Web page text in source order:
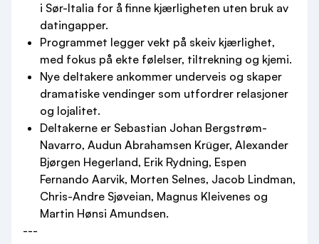
i Sør-Italia for å finne kjærligheten uten bruk av
datingapper.
Programmet legger vekt på skeiv kjærlighet,
med fokus på ekte følelser, tiltrekning og kjemi.
Nye deltakere ankommer underveis og skaper
dramatiske vendinger som utfordrer relasjoner
og lojalitet.
Deltakerne er Sebastian Johan Bergstrøm-
Navarro, Audun Abrahamsen Krüger, Alexander
Bjørgen Hegerland, Erik Rydning, Espen
Fernando Aarvik, Morten Selnes, Jacob Lindman,
Chris-Andre Sjøveian, Magnus Kleivenes og
Martin Hønsi Amundsen.
---